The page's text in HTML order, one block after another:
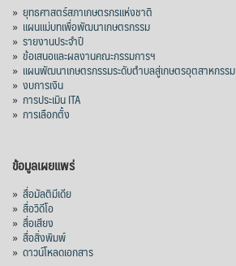
» ยุทธศาสตร์สภาเกษตรกรแห่งชาติ
» แผนแม่บทเพื่อพัฒนาเกษตรกรรม
» รายงานประจำปี
» ข้อเสนอและผลงานคณะกรรมการฯ
» แผนพัฒนาเกษตรกรรมระดับตำบลสู่เกษตรอุตสาหกรรม
» งบการเงิน
» การประเมิน ITA
» การเลือกตั้ง
ข้อมูลเผยแพร่
» สื่อมัลติมีเดีย
» สื่อวิดีโอ
» สื่อเสียง
» สื่อสิ่งพิมพ์
» ดาวน์โหลดเอกสาร